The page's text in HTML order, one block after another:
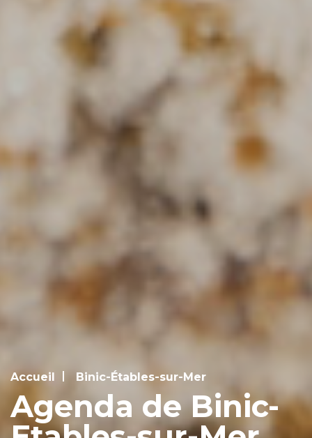
Accueil Binic-Étables-sur-Mer
Agenda de Binic-